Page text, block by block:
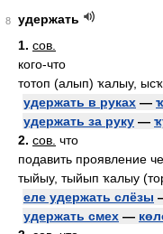
8
удержать
1. сов.
кого-что
тотоп (алып) ҡалыу,
удержать в руках —
удержать за руку —
2. сов. что
подавить проявление
тыйыу, тыйып ҡалыу
еле удержать слёзы
удержать смех —